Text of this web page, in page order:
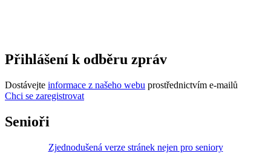
Přihlášení k odběru zpráv
Dostávejte informace z našeho webu prostřednictvím e-mailů
Chci se zaregistrovat
Senioři
Zjednodušená verze stránek nejen pro seniory